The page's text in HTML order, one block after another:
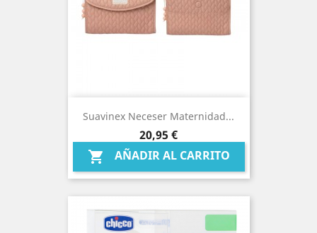
Suavinex Neceser Maternidad...
Precio
20,95 €
 AÑADIR AL CARRITO